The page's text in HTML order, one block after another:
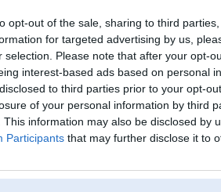
opt-out of the sale, sharing to third
for targeted advertising by us,
selection. Please note that after your opt-
interest-based ads based on personal
to third parties prior to your opt-
of your personal information by third
This information may also be disclosed by
Participants that may further disclose it to
Lietotāja sani4-325
Lietotājvārds:
sani4-
Pilsēta:
Rīga
Braucu ar:
Nodarbošanās:
eko
[Pēdējie ziņojumi